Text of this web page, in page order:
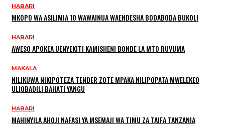
HABARI
MKOPO WA ASILIMIA 10 WAWAINUA WAENDESHA BODABODA BUKOLI
HABARI
AWESO APOKEA UENYEKITI KAMISHENI BONDE LA MTO RUVUMA
MAKALA
NILIKUWA NIKIPOTEZA TENDER ZOTE MPAKA NILIPOPATA MWELEKEO
ULIOBADILI BAHATI YANGU
HABARI
MAHINYILA AHOJI NAFASI YA MSEMAJI WA TIMU ZA TAIFA TANZANIA